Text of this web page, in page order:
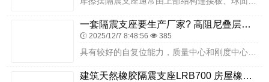
一套隔震支座要生产厂家? 高阻尼叠层橡胶隔震支座多少钱 LRB1500铅芯支座源头工厂
2025/12/7 8:48:56 385
建筑天然橡胶隔震支座LRB700 房屋橡胶隔震支座生产厂家 建筑用橡胶支座多少钱